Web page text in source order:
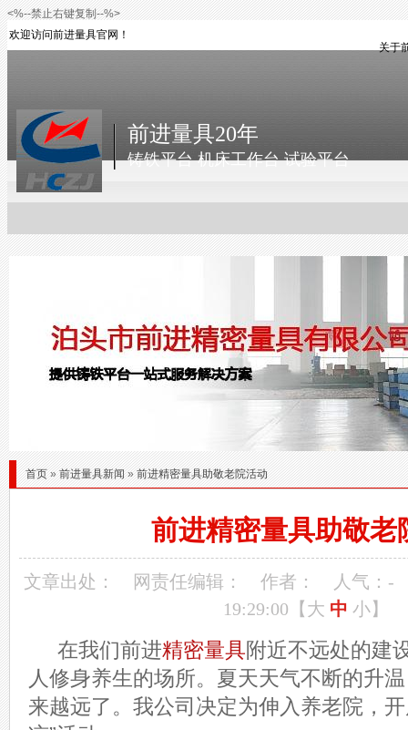
<%--禁止右键复制--%>
欢迎访问前进量具官网！
关于
前进量具20年
铸铁平台 机床工作台 试验平台
首页 »前进量具新闻 » 前进精密量具助敬老院活动
前进精密量具助敬老
文章出处： 网责任编辑： 作者： 人气： -
19:29:00【 大 中 小】
在我们前进精密量具附近不远处的建
人修身养生的场所。夏天天气不断的升
来越远了。我公司决定为伸入养老院，